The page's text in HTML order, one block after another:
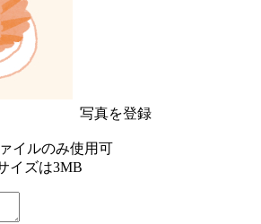
写真を登録
イルのみ使用可
イズは3MB